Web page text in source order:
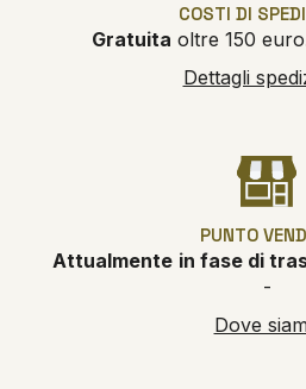
COSTI DI
Gratuita oltre 150
Dettagli
PUNTO
Attualmente in fase di
-
Dove